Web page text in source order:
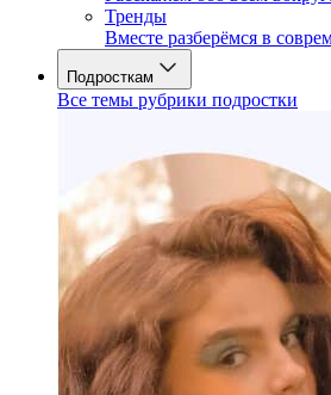
Тренды
Вместе разберёмся в
Подросткам
Все темы рубрики подростки